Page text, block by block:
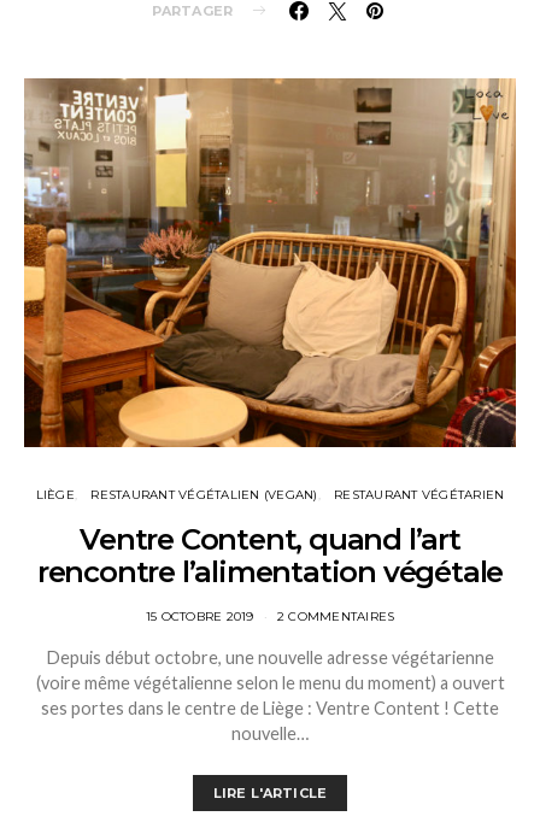
PARTAGER
LIÈGE RESTAURANT VÉGÉTALIEN (VEGAN) RESTAURANT VÉGÉTARIEN
Ventre Content, quand l’art
rencontre l’alimentation végétale
15 OCTOBRE 2019 2 COMMENTAIRES
Depuis début octobre, une nouvelle adresse végétarienne
(voire même végétalienne selon le menu du moment) a ouvert
ses portes dans le centre de Liège : Ventre Content ! Cette
nouvelle…
LIRE L'ARTICLE